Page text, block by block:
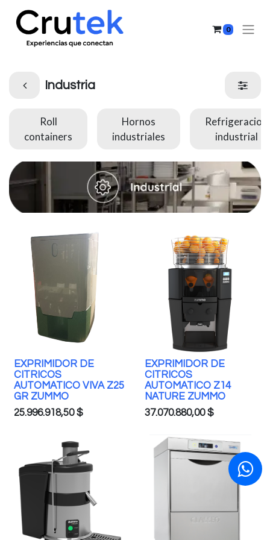
0
Industria
Roll
containers
Hornos
industriales
Refrigeracion
industrial
EXPRIMIDOR DE
CITRICOS
AUTOMATICO VIVA Z25
GR ZUMMO
25.996.918,50$
EXPRIMIDOR DE
CITRICOS
AUTOMATICO Z14
NATURE ZUMMO
37.070.880,00$